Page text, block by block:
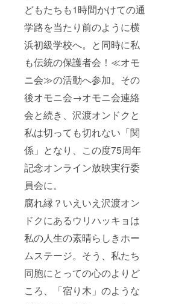
どもたちも1時間かけての通
学路を当たり前のように横
浜初級学校へ。と同時に私
も伝統の保護者会！≪オモ
ニ会≫の活動へ参加。その
後オモニ会→オモニ会連絡
会と続き、沢渡オンドクと
私は切っても切れない「関
係」となり、この度75周年
記念オンライン放映実行委
員会に。
腐れ縁？いえいえ沢渡オン
ドクにあるウリハッキョは
私の人生の素晴らしきホー
ムステージ。そう、私たち
同胞にとっての心のよりど
ころ、「宿り木」のような